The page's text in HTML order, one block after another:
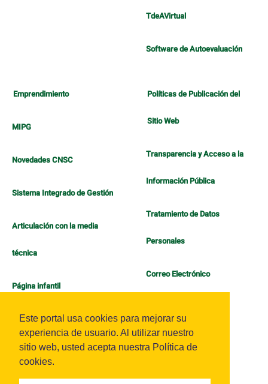
Este portal usa cookies para mejorar su
experiencia de usuario. Al utilizar nuestro
sitio web, usted acepta nuestra Política de
cookies.
TdeAVirtual
Software de Autoevaluación
Emprendimiento
MIPG
Novedades CNSC
Sistema Integrado de Gestión
Articulación con la media
técnica
Página infantil
Políticas de Publicación del
Sitio Web
Transparencia y Acceso a la
Información Pública
Tratamiento de Datos
Personales
Correo Electrónico